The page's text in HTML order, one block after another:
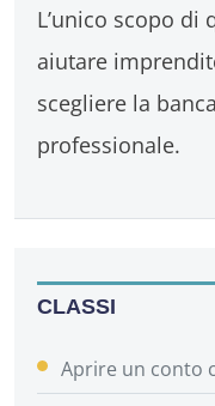
L’unico scopo di
aiutare
scegliere la
professionale.
CLASSI
Aprire un conto